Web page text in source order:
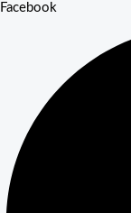
Facebook